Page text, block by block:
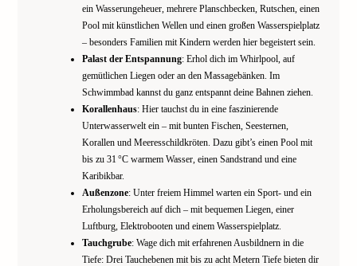
ein Wasserungeheuer, mehrere Planschbecken, Rutschen, einen
Pool mit künstlichen Wellen und einen großen Wasserspielplatz
– besonders Familien mit Kindern werden hier begeistert sein.
Palast der Entspannung: Erhol dich im Whirlpool, auf
gemütlichen Liegen oder an den Massagebänken. Im
Schwimmbad kannst du ganz entspannt deine Bahnen ziehen.
Korallenhaus: Hier tauchst du in eine faszinierende
Unterwasserwelt ein – mit bunten Fischen, Seesternen,
Korallen und Meeresschildkröten. Dazu gibt’s einen Pool mit
bis zu 31 °C warmem Wasser, einen Sandstrand und eine
Karibikbar.
Außenzone: Unter freiem Himmel warten ein Sport- und ein
Erholungsbereich auf dich – mit bequemen Liegen, einer
Luftburg, Elektrobooten und einem Wasserspielplatz.
Tauchgrube: Wage dich mit erfahrenen Ausbildnern in die
Tiefe: Drei Tauchebenen mit bis zu acht Metern Tiefe bieten dir